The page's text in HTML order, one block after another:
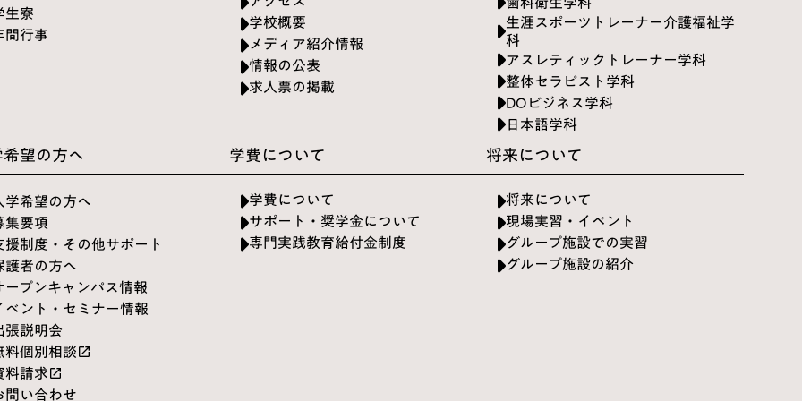
寮
行事 学校概要
メディア紹介情報
情報の公表
求人票の掲載
生涯スポーツトレーナー介護福祉学
科
アスレティックトレーナー学科
整体セラピスト学科
DOビジネス学科
日本語学科
望の方へ
学希望の方へ
集要項
制度・その他サポート
護者の方へ
ープンキャンパス情報
ベント・セミナー情報
張説明会
料個別相談launch
請求launch
問い合わせ
学費について
学費について
サポート・奨学金について
専門実践教育給付金制度
将来について
将来について
現場実習・イベント
グループ施設での実習
グループ施設の紹介